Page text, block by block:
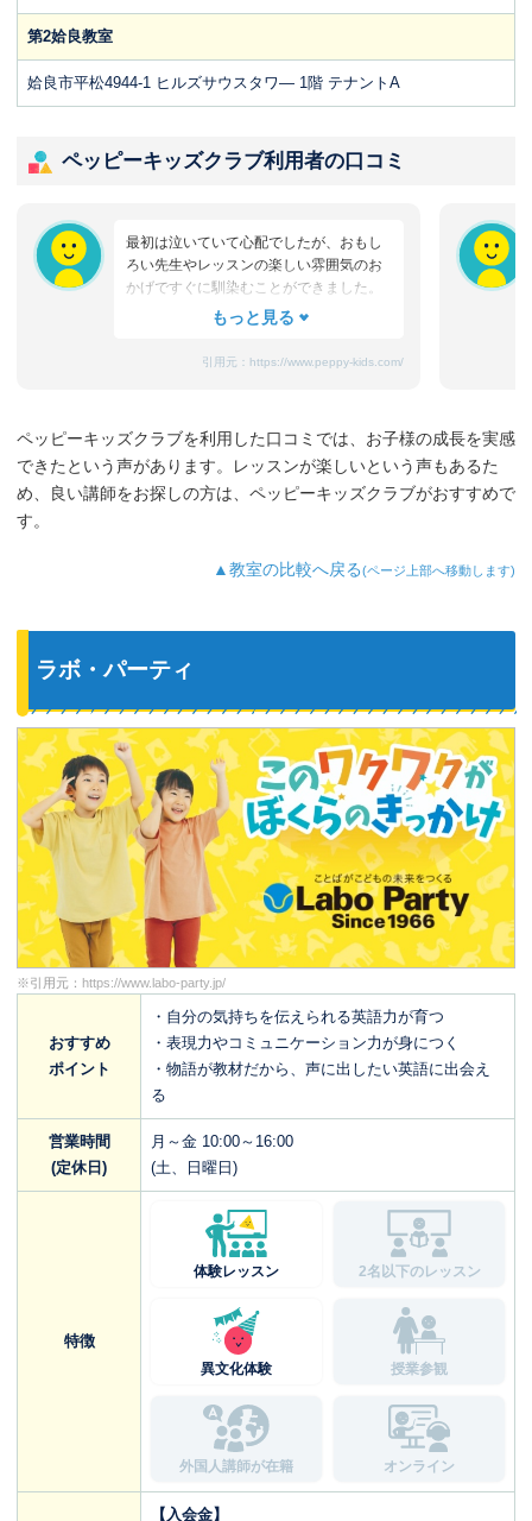
第2姶良教室
姶良市平松4944-1 ヒルズサウスタワ― 1階 テナントA
ペッピーキッズクラブ利用者の口コミ
最初は泣いていて心配でしたが、おもし
ろい先生やレッスンの楽しい雰囲気のお
かげですぐに馴染むことができました。
たまにママと離れるときに嫌がることも
れ、お迎えのときはいつも笑顔です。
3歳児を飽きさせない充実したレッスンだ
と思います。うちの子は特に歌やダンス
が好きなようで、よく「Hello～♪」と歌
ど、色んなものを英語で教えてくれるよ
うになり、英語が身についてきているの
引用元： https://www.peppy-kids.com/
ペッピーキッズクラブを利用した口コミでは、お子様の成長を実感
できたという声があります。レッスンが楽しいという声もあるた
め、良い講師をお探しの方は、ペッピーキッズクラブがおすすめで
す。
▲教室の比較へ戻る(ページ上部へ移動します)
ラボ・パーティ
※引用元： https://www.labo-party.jp/
おすすめ
ポイント
・自分の気持ちを伝えられる英語力が育つ
・表現力やコミュニケーション力が身につく
・物語が教材だから、声に出したい英語に出会え
る
営業時間
(定休日)
月～金 10:00～16:00
(土、日曜日)
特徴
体験レッスン 2名以下のレッスン
異文化体験 授業参観
外国人講師が在籍 オンライン
【入会金】